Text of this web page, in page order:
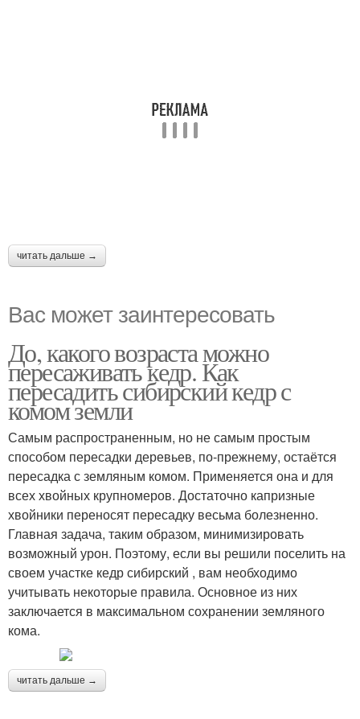
читать дальше →
Вас может заинтересовать
До, какого возраста можно
пересаживать кедр. Как
пересадить сибирский кедр с
комом земли
Самым распространенным, но не самым простым
способом пересадки деревьев, по-прежнему, остаётся
пересадка с земляным комом. Применяется она и для
всех хвойных крупномеров. Достаточно капризные
хвойники переносят пересадку весьма болезненно.
Главная задача, таким образом, минимизировать
возможный урон. Поэтому, если вы решили поселить на
своем участке кедр сибирский , вам необходимо
учитывать некоторые правила. Основное из них
заключается в максимальном сохранении земляного
кома.
читать дальше →